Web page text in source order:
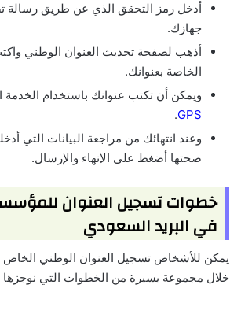
أدخل رمز التحقق الذي عن طريق رسالة
جهازك.
أذهب لصفحة تحديث العنوان الوطني
الخاصة بعنوانك.
ويمكن أن تكتب عنوانك باستخدام الخدمة
GPS
.
وعند انتهائك من مراجعة البيانات التي
صحتها أضغط على الإنهاء والإرسال.
خطوات تسجيل العنوان
في البريد السعودي
يمكن للأشخاص تسجيل العنوان الوطني
خلال مجموعة يسيرة من الخطوات التي نوجزها